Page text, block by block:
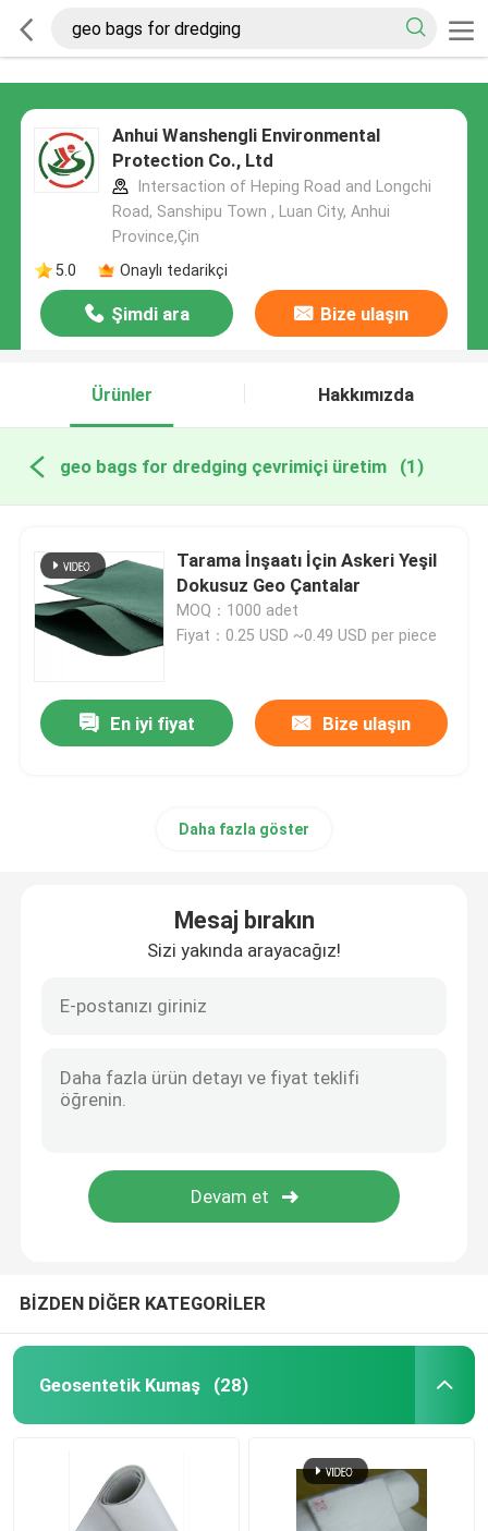
Anhui Wanshengli Environmental
Protection Co., Ltd
Intersaction of Heping Road and Longchi
Road, Sanshipu Town , Luan City, Anhui
Province,Çin
5.0
Onaylı tedarikçi
Şimdi ara Bize ulaşın
Ürünler Hakkımızda
geo bags for dredging çevrimiçi üretim (1)
Tarama İnşaatı İçin Askeri Yeşil
Dokusuz Geo Çantalar
MOQ：1000 adet
Fiyat：0.25 USD ~0.49 USD per piece
En iyi fiyat Bize ulaşın
Daha fazla göster
Mesaj bırakın
Sizi yakında arayacağız!
BİZDEN DİĞER KATEGORİLER
Geosentetik Kumaş (28)